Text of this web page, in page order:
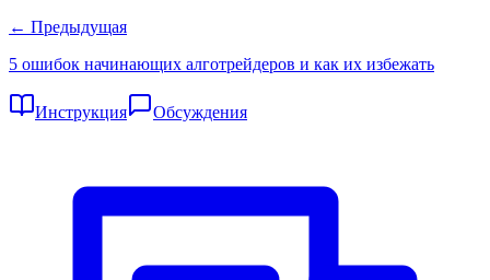
← Предыдущая
5 ошибок начинающих алготрейдеров и как их избежать
Инструкция Обсуждения